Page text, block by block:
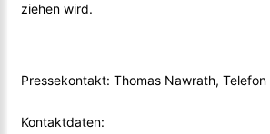
ziehen wird.
Pressekontakt: Thomas Nawrath,
Kontaktdaten: